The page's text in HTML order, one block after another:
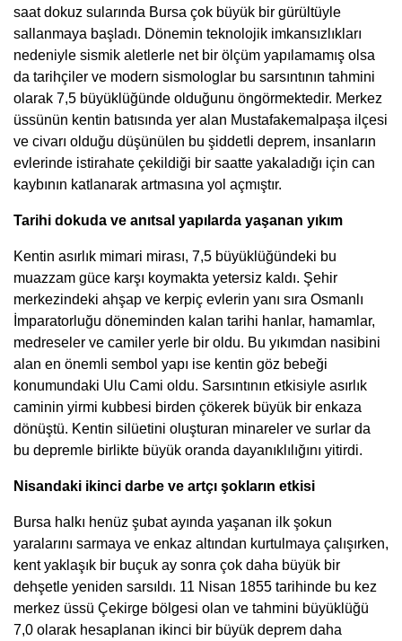
saat dokuz sularında Bursa çok büyük bir gürültüyle
sallanmaya başladı. Dönemin teknolojik imkansızlıkları
nedeniyle sismik aletlerle net bir ölçüm yapılamamış olsa
da tarihçiler ve modern sismologlar bu sarsıntının tahmini
olarak 7,5 büyüklüğünde olduğunu öngörmektedir. Merkez
üssünün kentin batısında yer alan Mustafakemalpaşa ilçesi
ve civarı olduğu düşünülen bu şiddetli deprem, insanların
evlerinde istirahate çekildiği bir saatte yakaladığı için can
kaybının katlanarak artmasına yol açmıştır.
Tarihi dokuda ve anıtsal yapılarda yaşanan yıkım
Kentin asırlık mimari mirası, 7,5 büyüklüğündeki bu
muazzam güce karşı koymakta yetersiz kaldı. Şehir
merkezindeki ahşap ve kerpiç evlerin yanı sıra Osmanlı
İmparatorluğu döneminden kalan tarihi hanlar, hamamlar,
medreseler ve camiler yerle bir oldu. Bu yıkımdan nasibini
alan en önemli sembol yapı ise kentin göz bebeği
konumundaki Ulu Cami oldu. Sarsıntının etkisiyle asırlık
caminin yirmi kubbesi birden çökerek büyük bir enkaza
dönüştü. Kentin silüetini oluşturan minareler ve surlar da
bu depremle birlikte büyük oranda dayanıklılığını yitirdi.
Nisandaki ikinci darbe ve artçı şokların etkisi
Bursa halkı henüz şubat ayında yaşanan ilk şokun
yaralarını sarmaya ve enkaz altından kurtulmaya çalışırken,
kent yaklaşık bir buçuk ay sonra çok daha büyük bir
dehşetle yeniden sarsıldı. 11 Nisan 1855 tarihinde bu kez
merkez üssü Çekirge bölgesi olan ve tahmini büyüklüğü
7,0 olarak hesaplanan ikinci bir büyük deprem daha